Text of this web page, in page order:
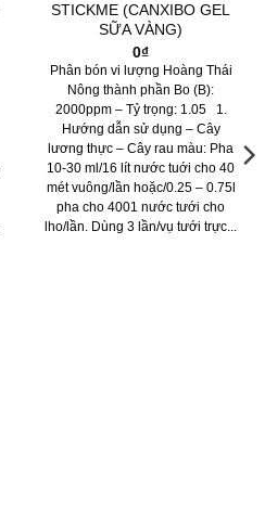
STICKME (CANXIBO GEL
SỮA VÀNG)
0₫
Phân bón vi lượng Hoàng Thái
Nông thành phần Bo (B):
2000ppm – Tỷ trọng: 1.05 1.
Hướng dẫn sử dụng – Cây
lương thực – Cây rau màu: Pha
10-30 ml/16 lít nước tuới cho 40
mét vuông/lần hoặc/0.25 – 0.75l
pha cho 4001 nước tưới cho
lho/lần. Dùng 3 lần/vụ tưới trực...